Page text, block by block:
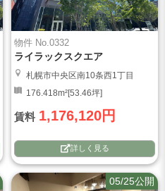
物件 No.0332
ライラックスクエア
札幌市中央区南10条西1丁目
176.418m²[53.46坪]
賃料 1,176,120円
詳しく見る
05/25公開